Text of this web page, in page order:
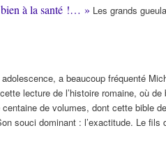
à la santé !… » Les grands
a beaucoup fréquenté
lecture de l’histoire romaine, où
de volumes, dont cette bible
souci dominant : l’exactitude. Le